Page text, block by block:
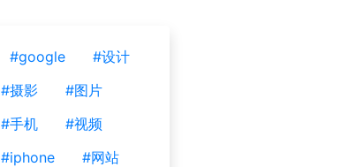
#google
#设计
#摄影
#图片
#手机
#视频
#iphone
#网站